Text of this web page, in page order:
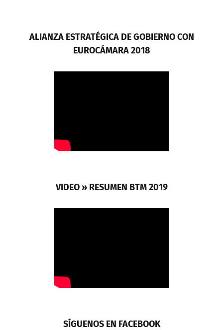
ALIANZA ESTRATÉGICA DE GOBIERNO CON
EUROCÁMARA 2018
VIDEO » RESUMEN BTM 2019
SÍGUENOS EN FACEBOOK